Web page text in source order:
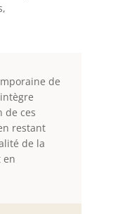
de
de ces
restant
de la
en